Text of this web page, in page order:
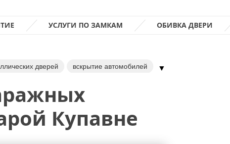
УСЛУГИ ПО ЗАМКАМ ОБИВКА ДВЕРИ
дверей
вскрытие автомобилей
замена замка
▼
Купавне